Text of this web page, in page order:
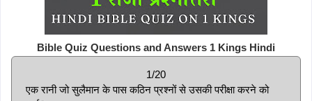
Bible Quiz Questions and Answers 1 Kings Hindi
1/20
एक रानी जो सुलैमान के पास कठिन प्रश्नों से उसकी परीक्षा करने को